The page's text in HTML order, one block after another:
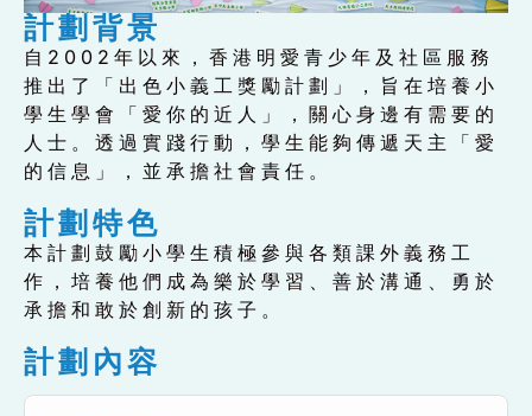
計劃背景
自2002年以來，香港明愛青少年及社區服務
推出了「出色小義工獎勵計劃」，旨在培養小
學生學會「愛你的近人」，關心身邊有需要的
人士。透過實踐行動，學生能夠傳遞天主「愛
的信息」，並承擔社會責任。
計劃特色
本計劃鼓勵小學生積極參與各類課外義務工
作，培養他們成為樂於學習、善於溝通、勇於
承擔和敢於創新的孩子。
計劃內容